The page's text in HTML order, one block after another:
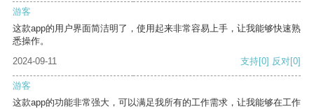
游客
这款app的用户界面简洁明了，使用起来非常容易上手，让我能够快速熟
悉操作。
2024-09-11
支持[0] 反对[0]
游客
这款app的功能非常强大，可以满足我所有的工作需求，让我能够在工作